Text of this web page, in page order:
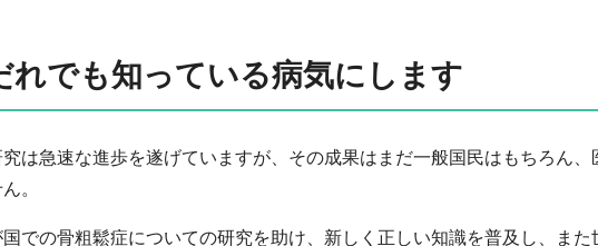
れでも知っている病気にします
は急速な進歩を遂げていますが、その成果はまだ一般国民はもちろん
。
での骨粗鬆症についての研究を助け、新しく正しい知識を普及し、ま